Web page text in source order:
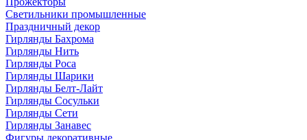
Светильники промышленные
Праздничный декор
Гирлянды Бахрома
Гирлянды Нить
Гирлянды Роса
Гирлянды Шарики
Гирлянды Белт-Лайт
Гирлянды Сосульки
Гирлянды Сети
Гирлянды Занавес
Фигуры декоративные